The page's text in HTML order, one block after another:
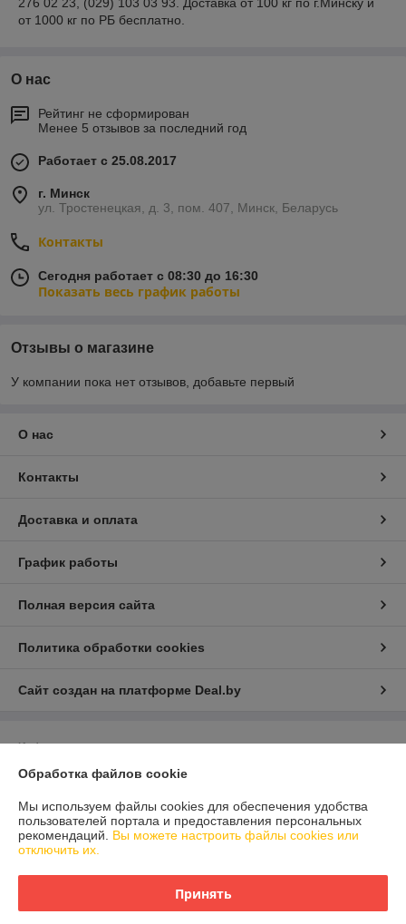
от 1000 кг по РБ бесплатно.
О нас
Рейтинг не сформирован
Менее 5 отзывов за последний год
Работает с 25.08.2017
г. Минск
ул. Тростенецкая, д. 3, пом. 407, Минск, Беларусь
Контакты
Сегодня работает с 08:30 до 16:30
Показать весь график работы
Отзывы о магазине
У компании пока нет отзывов, добавьте первый
О нас
Контакты
Доставка и оплата
График работы
Полная версия сайта
Политика обработки cookies
Сайт создан на платформе Deal.by
Информация для покупателя
Юридическое лицо:ООО "КРАСКОСТАНДАРТ"
Регистрационный номер ЕГР: 191162453
УНП: 191162453
Регистрационный орган: Мингорисполком
Дата регистрации компании: 12.01.2010
Обработка файлов cookie
Мы используем файлы cookies для обеспечения удобства
пользователей портала и предоставления персональных
рекомендаций. Вы можете настроить файлы cookies или
отключить их.
Принять